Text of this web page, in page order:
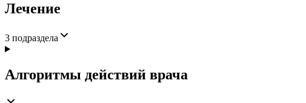
Лечение
3 подраздела
Алгоритмы действий врача